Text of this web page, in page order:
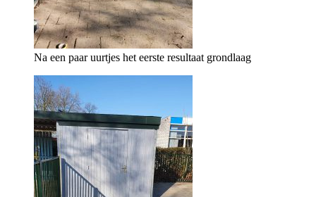
Na een paar uurtjes het eerste resultaat grondlaag